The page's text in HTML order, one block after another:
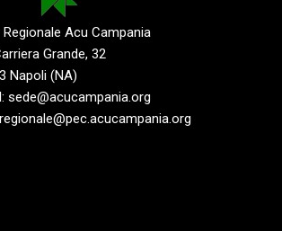
Regionale Acu Campania
Grande, 32
Napoli (NA)
sede@acucampania.org